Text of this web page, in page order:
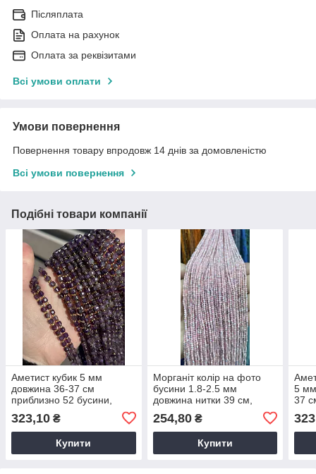
Післяплата
Оплата на рахунок
Оплата за реквізитами
Всі умови оплати
Умови повернення
Повернення товару впродовж 14 днів за домовленістю
Всі умови повернення
Подібні товари компанії
Аметист кубик 5 мм
довжина 36-37 см
приблизно 52 бусини,
натуральний камінь, для
прикрас
323,10 ₴
Купити
Морганіт колір на фото
бусини 1.8-2.5 мм
довжина нитки 39 см,
натуральний камінь
254,80₴
Купити
5
37